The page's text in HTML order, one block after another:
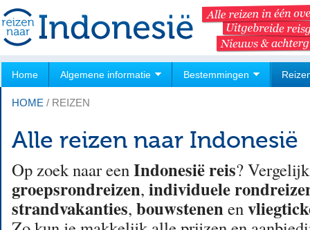
Home Algemene informatie Bestemmingen
HOME / REIZEN
Alle reizen naar Indonesië
Op zoek naar eenIndonesië reis?
groepsrondreizen, individuele
strandvakanties, bouwstenenen